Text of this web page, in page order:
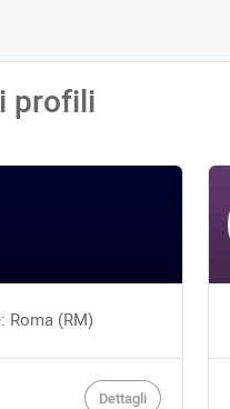
profili
Roma (RM)
Dettagli